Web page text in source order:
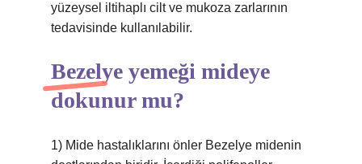
yüzeysel iltihaplı cilt ve mukoza zarlarının
tedavisinde kullanılabilir.
Bezelye yemeği mideye
dokunur mu?
1) Mide hastalıklarını önler Bezelye midenin